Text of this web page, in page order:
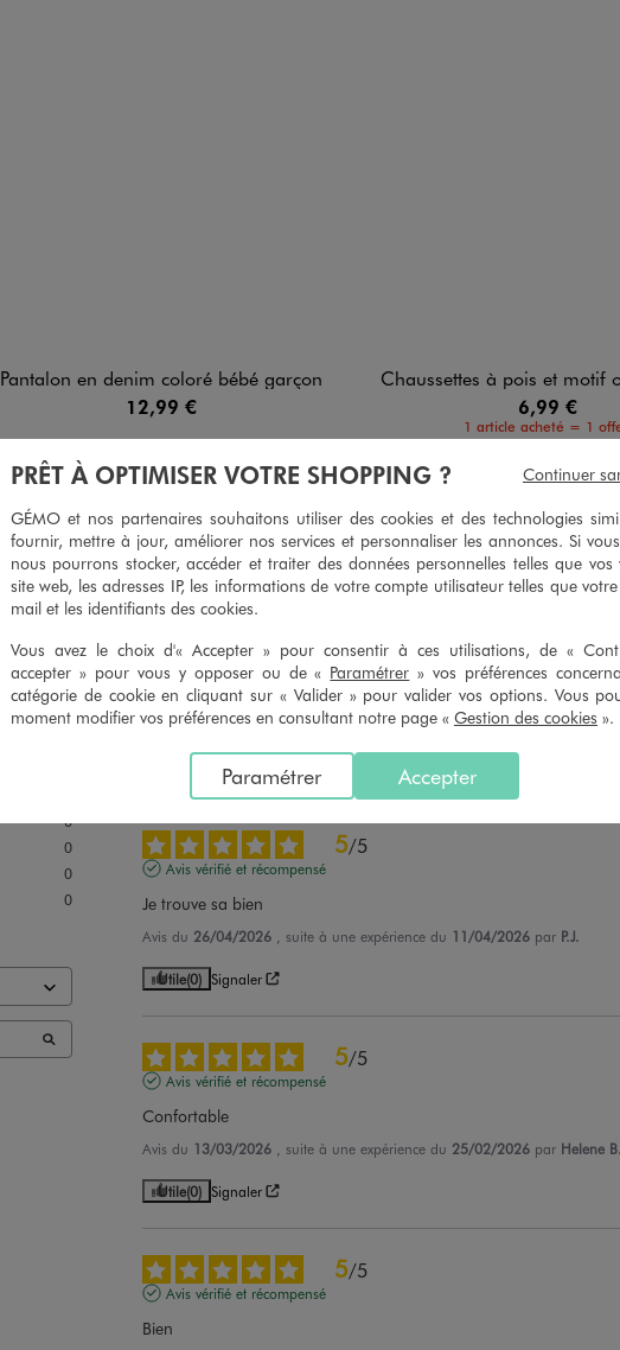
Pantalon en denim coloré bébé garçon
12,99 €
Chaussettes à pois et motif ourson
6,99 €
1 article acheté = 1
5/5 de (8
0
0
0
0
5/5
Avis vérifié et récompensé
Très bonne qualite
Ma petite fille a adoré
Super beau
Avis du16/07/2026 , suite à une expérience du 03/07/2026 parIsabelle
Signaler
5/5
Avis vérifié et récompensé
Je trouve sa bien
Avis du 26/04/2026 , suite à une expérience du 11/04/2026 par P.J.
Utile(0) Signaler
5/5
Avis vérifié et récompensé
Confortable
Avis du 13/03/2026 , suite à une expérience du 25/02/2026 par Helene
Utile(0) Signaler
5/5
Avis vérifié et récompensé
Bien
PRÊT À OPTIMISER VOTRE SHOPPING ?
GÉMO et nos partenaires souhaitons utiliser des cookies et des technologies
fournir, mettre à jour, améliorer nos services et personnaliser les annonces. Si
nous pourrons stocker, accéder et traiter des données personnelles telles que vos
site web, les adresses IP, les informations de votre compte utilisateur telles que
mail et les identifiants des cookies.
Vous avez le choix d'« Accepter » pour consentir à ces utilisations, de «
accepter » pour vous y opposer ou de « Paramétrer » vos préférences
catégorie de cookie en cliquant sur « Valider » pour valider vos options. Vous
moment modifier vos préférences en consultant notre page « Gestion des cookies ».
Accepter
Paramétrer
Continuer